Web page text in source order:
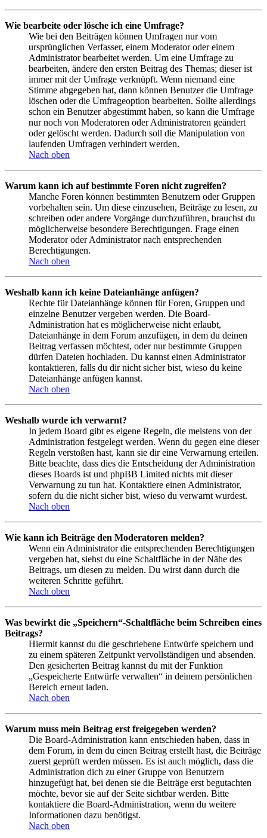
Wie bearbeite oder lösche ich eine Umfrage?
Wie bei den Beiträgen können Umfragen nur vom
ursprünglichen Verfasser, einem Moderator oder einem
Administrator bearbeitet werden. Um eine Umfrage zu
bearbeiten, ändere den ersten Beitrag des Themas; dieser ist
immer mit der Umfrage verknüpft. Wenn niemand eine
Stimme abgegeben hat, dann können Benutzer die Umfrage
löschen oder die Umfrageoption bearbeiten. Sollte allerdings
schon ein Benutzer abgestimmt haben, so kann die Umfrage
nur noch von Moderatoren oder Administratoren geändert
oder gelöscht werden. Dadurch soll die Manipulation von
laufenden Umfragen verhindert werden.
Nach oben
Warum kann ich auf bestimmte Foren nicht zugreifen?
Manche Foren können bestimmten Benutzern oder Gruppen
vorbehalten sein. Um diese einzusehen, Beiträge zu lesen, zu
schreiben oder andere Vorgänge durchzuführen, brauchst du
möglicherweise besondere Berechtigungen. Frage einen
Moderator oder Administrator nach entsprechenden
Berechtigungen.
Nach oben
Weshalb kann ich keine Dateianhänge anfügen?
Rechte für Dateianhänge können für Foren, Gruppen und
einzelne Benutzer vergeben werden. Die Board-
Administration hat es möglicherweise nicht erlaubt,
Dateianhänge in dem Forum anzufügen, in dem du deinen
Beitrag verfassen möchtest, oder nur bestimmte Gruppen
dürfen Dateien hochladen. Du kannst einen Administrator
kontaktieren, falls du dir nicht sicher bist, wieso du keine
Dateianhänge anfügen kannst.
Nach oben
Weshalb wurde ich verwarnt?
In jedem Board gibt es eigene Regeln, die meistens von der
Administration festgelegt werden. Wenn du gegen eine dieser
Regeln verstoßen hast, kann sie dir eine Verwarnung erteilen.
Bitte beachte, dass dies die Entscheidung der Administration
dieses Boards ist und phpBB Limited nichts mit dieser
Verwarnung zu tun hat. Kontaktiere einen Administrator,
sofern du die nicht sicher bist, wieso du verwarnt wurdest.
Nach oben
Wie kann ich Beiträge den Moderatoren melden?
Wenn ein Administrator die entsprechenden Berechtigungen
vergeben hat, siehst du eine Schaltfläche in der Nähe des
Beitrags, um diesen zu melden. Du wirst dann durch die
weiteren Schritte geführt.
Nach oben
Was bewirkt die „Speichern“-Schaltfläche beim Schreiben eines
Beitrags?
Hiermit kannst du die geschriebene Entwürfe speichern und
zu einem späteren Zeitpunkt vervollständigen und absenden.
Den gesicherten Beitrag kannst du mit der Funktion
„Gespeicherte Entwürfe verwalten“ in deinem persönlichen
Bereich erneut laden.
Nach oben
Warum muss mein Beitrag erst freigegeben werden?
Die Board-Administration kann entschieden haben, dass in
dem Forum, in dem du einen Beitrag erstellt hast, die Beiträge
zuerst geprüft werden müssen. Es ist auch möglich, dass die
Administration dich zu einer Gruppe von Benutzern
hinzugefügt hat, bei denen sie die Beiträge erst begutachten
möchte, bevor sie auf der Seite sichtbar werden. Bitte
kontaktiere die Board-Administration, wenn du weitere
Informationen dazu benötigst.
Nach oben